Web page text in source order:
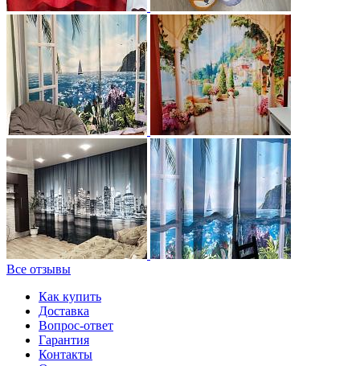
Все отзывы
Как купить
Доставка
Вопрос-ответ
Гарантия
Контакты